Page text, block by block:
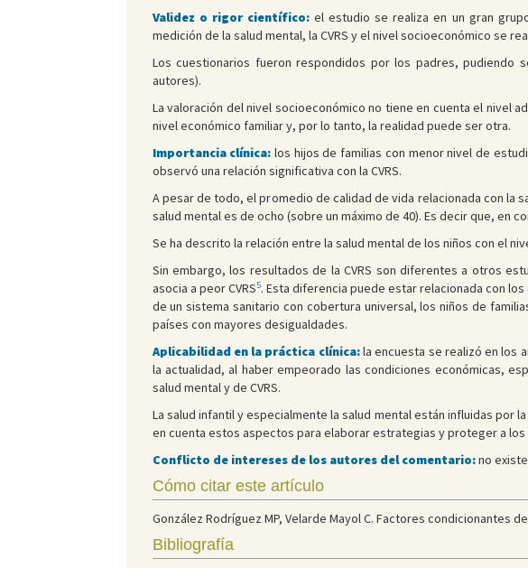
Validez o rigor científico:el estudio se realiza en un gran
medición de la salud mental, la CVRS y el nivel socioeconómico se
Los cuestionarios fueron respondidos por los padres, pudiendo
autores).
La valoración del nivel socioeconómico no tiene en cuenta el nivel
nivel económico familiar y, por lo tanto, la realidad puede ser otra.
Importancia clínica: los hijos de familias con menor nivel de
observó una relación significativa con la CVRS.
A pesar de todo, el promedio de calidad de vida relacionada con la
salud mental es de ocho (sobre un máximo de 40). Es decir que, en
Se ha descrito la relación entre la salud mental de los niños con el
Sin embargo, los resultados de la CVRS son diferentes a otros
asocia a peor CVRS5. Esta diferencia puede estar relacionada con
de un sistema sanitario con cobertura universal, los niños de
países con mayores desigualdades.
Aplicabilidad en la práctica clínica:la encuesta se realizó en los
la actualidad, al haber empeorado las condiciones económicas,
salud mental y de CVRS.
La salud infantil y especialmente la salud mental están influidas por
en cuenta estos aspectos para elaborar estrategias y proteger a
Conflicto de intereses de los autores del comentario:no
Cómo citar este artículo
González Rodríguez MP, Velarde Mayol C. Factores condicionantes
Bibliografía